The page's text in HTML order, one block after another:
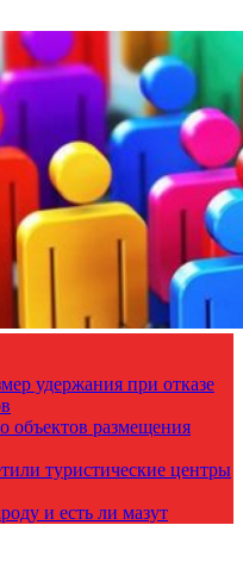
удержания при отказе
объектов размещения
туристические центры
и есть ли мазут